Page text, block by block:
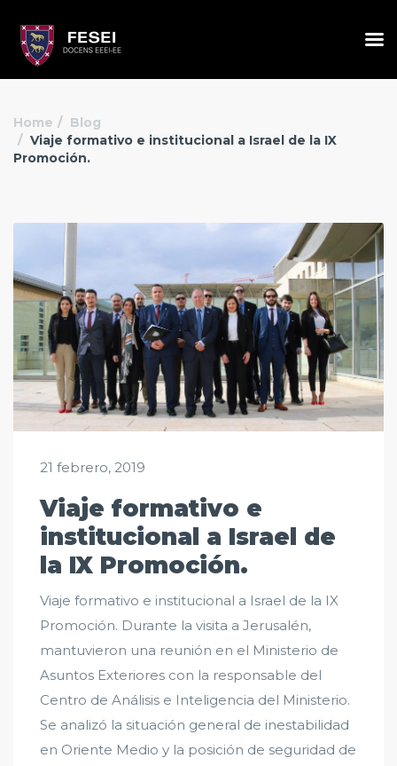
Home
Blog
Viaje formativo e institucional a Israel de la IX
Promoción.
21 febrero, 2019
Viaje formativo e
institucional a Israel de
la IX Promoción.
Viaje formativo e institucional a Israel de la IX
Promoción. Durante la visita a Jerusalén,
mantuvieron una reunión en el Ministerio de
Asuntos Exteriores con la responsable del
Centro de Análisis e Inteligencia del Ministerio.
Se analizó la situación general de inestabilidad
en Oriente Medio y la posición de seguridad de